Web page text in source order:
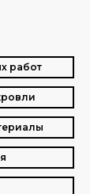
работ